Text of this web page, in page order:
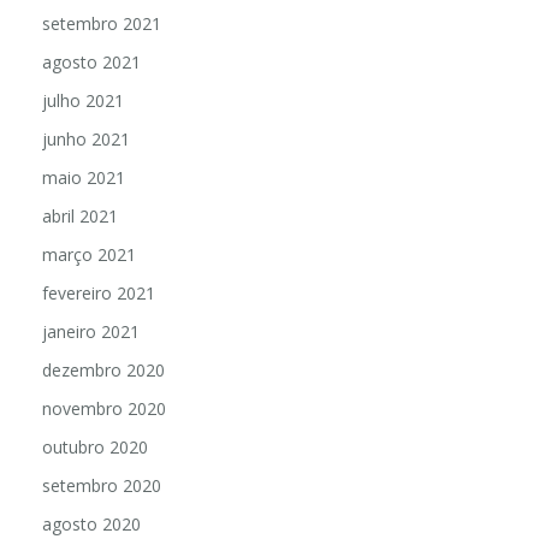
setembro 2021
agosto 2021
julho 2021
junho 2021
maio 2021
abril 2021
março 2021
fevereiro 2021
janeiro 2021
dezembro 2020
novembro 2020
outubro 2020
setembro 2020
agosto 2020